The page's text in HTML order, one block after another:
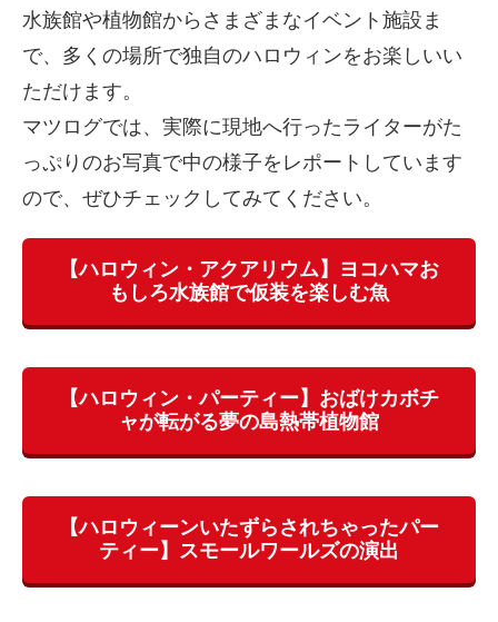
水族館や植物館からさまざまなイベント施設ま
で、多くの場所で独自のハロウィンをお楽しいい
ただけます。
マツログでは、実際に現地へ行ったライターがた
っぷりのお写真で中の様子をレポートしています
ので、ぜひチェックしてみてください。
【ハロウィン・アクアリウム】ヨコハマお
もしろ水族館で仮装を楽しむ魚
【ハロウィン・パーティー】おばけカボチ
ャが転がる夢の島熱帯植物館
【ハロウィーンいたずらされちゃったパー
ティー】スモールワールズの演出